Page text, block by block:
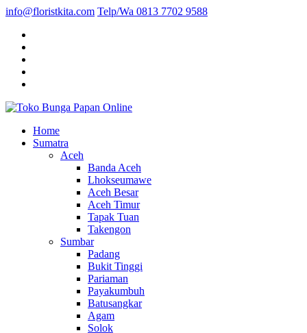
info@floristkita.com Telp/Wa 0813 7702 9588
Toko Bunga Papan Online
Karangan Bunga Kirim Langsung – Cepat di Medan
Home
Sumatra
Aceh
Banda Aceh
Lhokseumawe
Aceh Besar
Aceh Timur
Tapak Tuan
Takengon
Sumbar
Padang
Bukit Tinggi
Pariaman
Payakumbuh
Batusangkar
Agam
Solok